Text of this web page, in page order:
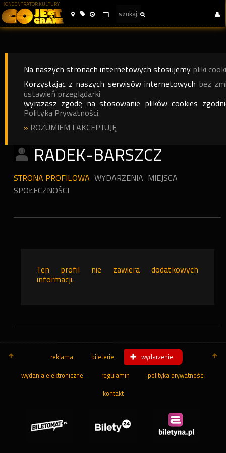
KONCENTRATOR KULTURY
Na naszych stronach internetowych stosujemy pliki
Korzystając z naszych serwisów internetowych bez
ustawień przeglądarki
wyrażasz zgodę na stosowanie plików cookies
Polityką Prywatności.
» ROZUMIEM I AKCEPTUJĘ
RADEK-BARSZCZ
STRONA PROFILOWA WYDARZENIA MIEJSCA
SPOŁECZNOŚCI
Ten profil nie zawiera dodatkowych
informacji.
reklama bileterie wydarzenie
wydania elektroniczne regulamin polityka prywatności
kontakt